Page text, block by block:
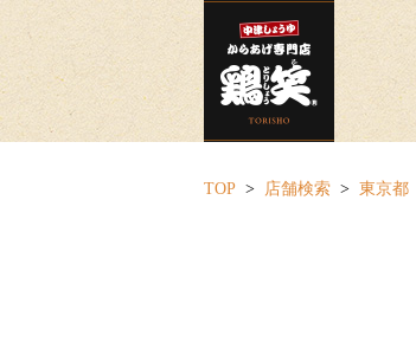
TOP 店舗検索 東京都